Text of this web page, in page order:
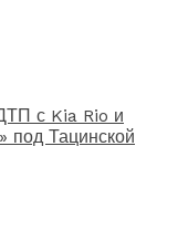
с Kia Rio и
под Тацинской